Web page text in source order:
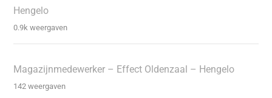
Hengelo
0.9k weergaven
Magazijnmedewerker – Effect Oldenzaal – Hengelo
142 weergaven